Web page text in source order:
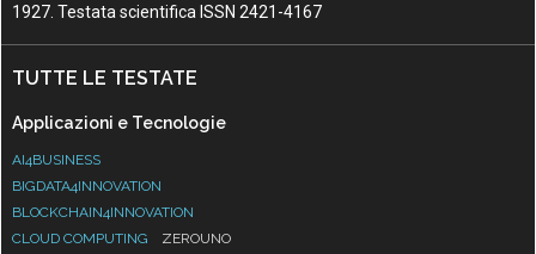
1927. Testata scientifica ISSN 2421-4167
TUTTE LE TESTATE
Applicazioni e Tecnologie
AI4BUSINESS
BIGDATA4INNOVATION
BLOCKCHAIN4INNOVATION
CLOUD COMPUTING
ZEROUNO